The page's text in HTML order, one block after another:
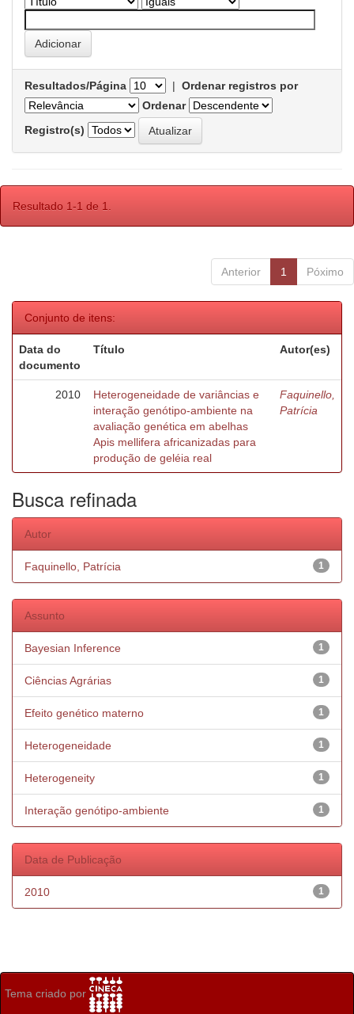
Resultados/Página | Ordenar registros por
Ordenar
Registro(s)
Resultado 1-1 de 1.
Anterior 1 Póximo
Conjunto de itens:
Data do
documento
Título Autor(es)
2010
Heterogeneidade de variâncias e
interação genótipo-ambiente na
avaliação genética em abelhas
Apis mellifera africanizadas para
produção de geléia real
Faquinello,
Patrícia
Busca refinada
Autor
1
Faquinello, Patrícia
Assunto
1
Bayesian Inference
1
Ciências Agrárias
1
Efeito genético materno
1
Heterogeneidade
1
Heterogeneity
1
Interação genótipo-ambiente
Data de Publicação
1
2010
Tema criado por